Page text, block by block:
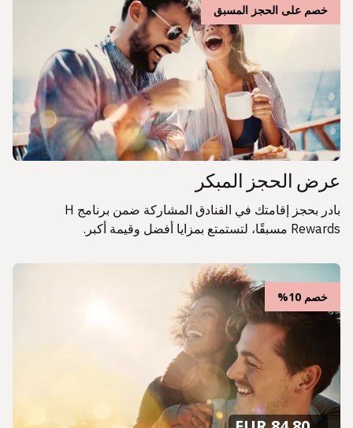
خصم على الحجز المسبق
عرض الحجز المبكر
بادر بحجز إقامتك في الفنادق المشاركة ضمن برنامج H
Rewards مسبقًا، لتستمتع بمزايا أفضل وقيمة أكبر.
خصم 10%